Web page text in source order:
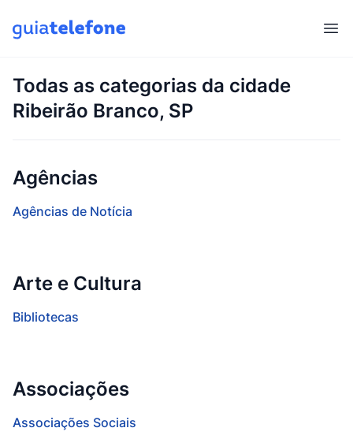
Todas as categorias da cidade
Ribeirão Branco, SP
Agências
Agências de Notícia
Arte e Cultura
Bibliotecas
Associações
Associações Sociais